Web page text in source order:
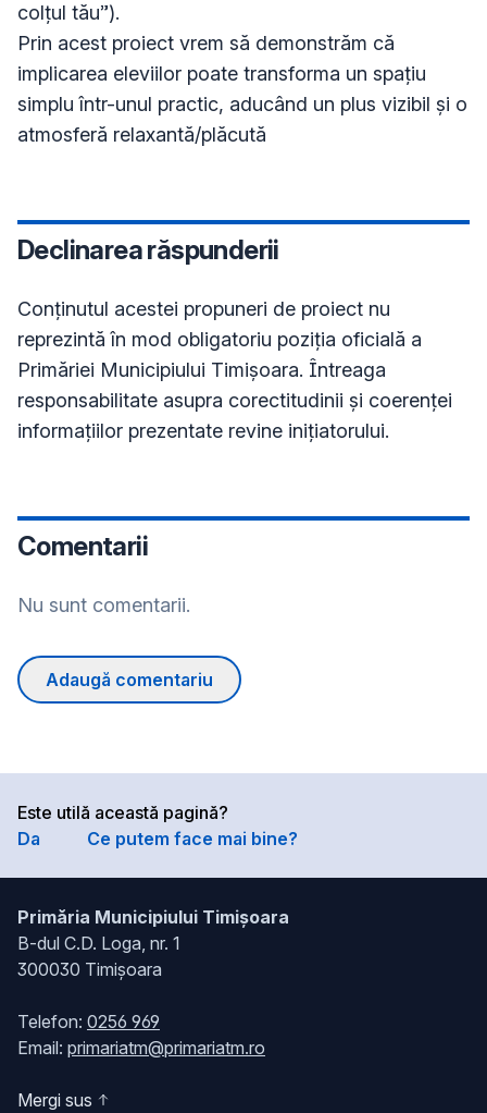
colțul tău”).
Prin acest proiect vrem să demonstrăm că
implicarea eleviilor poate transforma un spațiu
simplu într-unul practic, aducând un plus vizibil și o
Declinarea răspunderii
Conţinutul acestei propuneri de proiect nu
reprezintă în mod obligatoriu poziţia oficială a
Primăriei Municipiului Timișoara. Întreaga
responsabilitate asupra corectitudinii și coerenței
informațiilor prezentate revine inițiatorului.
Comentarii
Nu sunt comentarii.
Adaugă comentariu
Este utilă această pagină?
Da
Ce putem face mai bine?
Primăria Municipiului Timișoara
B-dul C.D. Loga, nr. 1
300030 Timișoara
Telefon: 0256 969
Email: primariatm@primariatm.ro
Mergi sus